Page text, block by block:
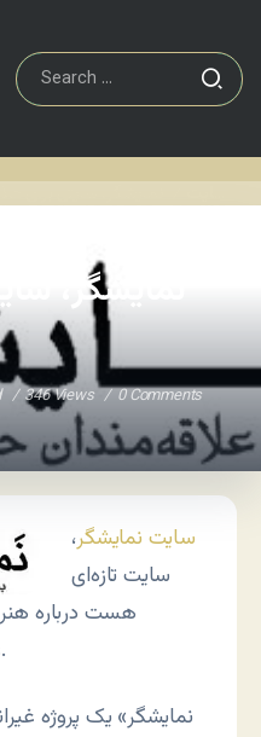
نمایشگر،
346 Views 0 Comments
سایت نمایشگر،
سایت تازه‌ای
هست درباره
علاقمندان حرفه‌ای تئاتر ایران.